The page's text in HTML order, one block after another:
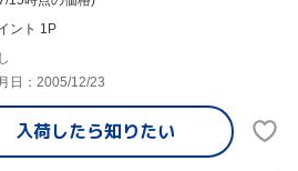
ント 1P
日：2005/12/23
入荷したら知りたい